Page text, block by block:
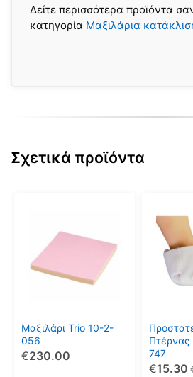
Δείτε περισσότερα προϊόντα
κατηγορία Μαξιλάρια
Σχετικά προϊόντα
Mαξιλάρι Trio 10-2-
056
230.00
€
πολλαπλές
παραλλαγές.
μπορούν
να
επιλεγούν
Πτέρνας
747
15.30
€